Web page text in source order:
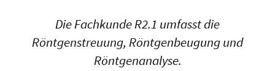
Die Fachkunde R2.1 umfasst die
Röntgenstreuung, Röntgenbeugung und
Röntgenanalyse.